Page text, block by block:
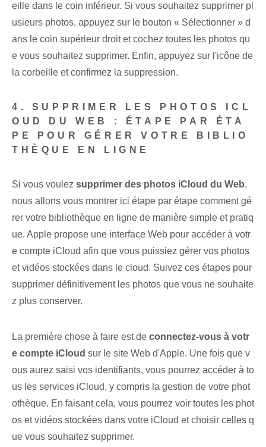
eille dans le coin inférieur. Si vous souhaitez supprimer pl
usieurs photos, appuyez sur le bouton « Sélectionner » d
ans le coin supérieur droit et cochez toutes les photos qu
e vous souhaitez supprimer. Enfin, appuyez sur l'icône de
la corbeille et confirmez la suppression.
4. SUPPRIMER LES PHOTOS ICL
OUD DU WEB : ÉTAPE PAR ÉTA
PE POUR GÉRER VOTRE BIBLIO
THÈQUE EN LIGNE
Si vous voulez supprimer des photos iCloud du Web,
nous allons vous montrer ici étape par étape comment gé
rer votre bibliothèque en ligne de manière simple et pratiq
ue. Apple propose une interface Web pour accéder à votr
e compte iCloud afin que vous puissiez gérer vos photos
et vidéos stockées dans le cloud. Suivez ces étapes pour
supprimer définitivement les photos que vous ne souhaite
z plus conserver.
La première chose à faire est de connectez-vous à votr
e compte iCloud sur le site Web d'Apple. Une fois que v
ous aurez saisi vos identifiants, vous pourrez accéder à to
us les services iCloud, y compris la gestion de votre phot
othèque. En faisant cela, vous pourrez voir toutes les phot
os et vidéos stockées dans votre iCloud et choisir celles q
ue vous souhaitez supprimer.